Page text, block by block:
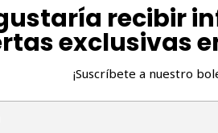
recibir
exclusivas
¡Suscríbete a nuestro